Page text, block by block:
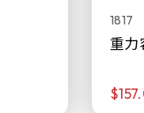
1817
重力